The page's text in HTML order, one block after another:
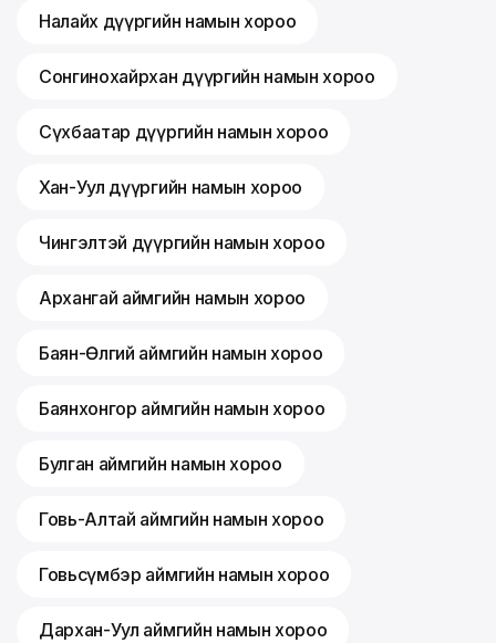
Налайх дүүргийн намын хороо
Сонгинохайрхан дүүргийн намын хороо
Сүхбаатар дүүргийн намын хороо
Хан-Уул дүүргийн намын хороо
Чингэлтэй дүүргийн намын хороо
Архангай аймгийн намын хороо
Баян-Өлгий аймгийн намын хороо
Баянхонгор аймгийн намын хороо
Булган аймгийн намын хороо
Говь-Алтай аймгийн намын хороо
Говьсүмбэр аймгийн намын хороо
Дархан-Уул аймгийн намын хороо